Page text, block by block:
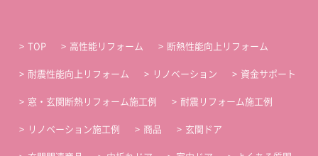
TOP 高性能リフォーム 断熱性能向上リフォーム
耐震性能向上リフォーム リノベーション 資金サポート
窓・玄関断熱リフォーム施工例 耐震リフォーム施工例
リノベーション施工例 商品 玄関ドア